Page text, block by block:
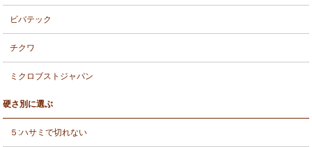
ビバテック
チクワ
ミクロブストジャパン
硬さ別に選ぶ
５:ハサミで切れない